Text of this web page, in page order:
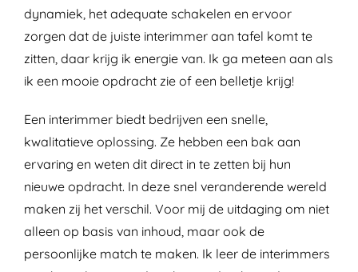
dynamiek, het adequate schakelen en ervoor
zorgen dat de juiste interimmer aan tafel komt te
zitten, daar krijg ik energie van. Ik ga meteen aan als
ik een mooie opdracht zie of een belletje krijg!
Een interimmer biedt bedrijven een snelle,
kwalitatieve oplossing. Ze hebben een bak aan
ervaring en weten dit direct in te zetten bij hun
nieuwe opdracht. In deze snel veranderende wereld
maken zij het verschil. Voor mij de uitdaging om niet
alleen op basis van inhoud, maar ook de
persoonlijke match te maken. Ik leer de interimmers